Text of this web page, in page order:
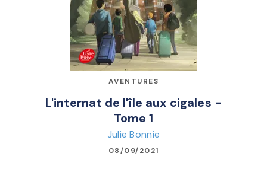
AVENTURES
L'internat de l'île aux cigales -
Tome 1
Julie Bonnie
08/09/2021